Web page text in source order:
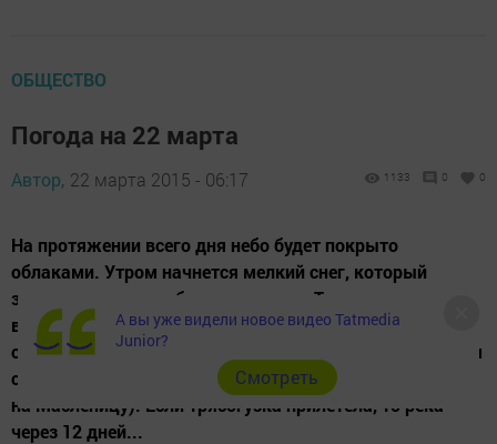
ОБЩЕСТВО
Погода на 22 марта
Автор, 22 марта 2015 - 06:17 1133 0 0
На протяжении всего дня небо будет покрыто
облаками. Утром начнется мелкий снег, который
закончится только ближе к вечеру. Температура
воздуха -3…0°C Народный прогноз погоды: 22 марта
отмечается день памяти 40 мучеников, в Севастийском
озере мучившихся. Это вторая встреча весны (первая
на Масленицу). Если трясогузка прилетела, то река
через 12 дней...
А вы уже видели новое видео Tatmedia
Junior?
Cмотреть